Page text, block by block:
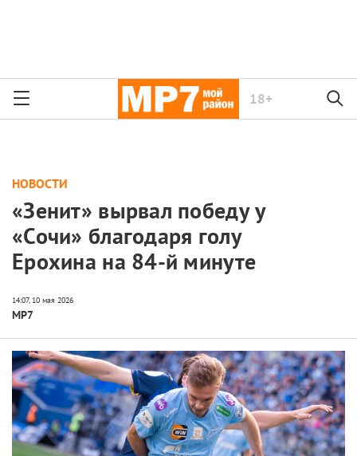
18+
НОВОСТИ
«Зенит» вырвал победу у
«Сочи» благодаря голу
Ерохина на 84-й минуте
МР7